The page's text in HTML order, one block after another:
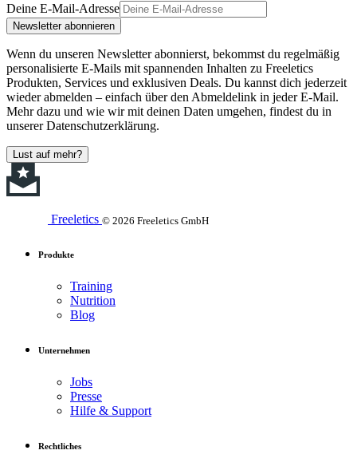
Deine E-Mail-Adresse
Newsletter abonnieren
Wenn du unseren Newsletter abonnierst, bekommst du regelmäßig
personalisierte E-Mails mit spannenden Inhalten zu Freeletics
Produkten, Services und exklusiven Deals. Du kannst dich jederzeit
wieder abmelden – einfach über den Abmeldelink in jeder E-Mail.
Mehr dazu und wie wir mit deinen Daten umgehen, findest du in
unserer Datenschutzerklärung.
Lust auf mehr?
Freeletics © 2026 Freeletics GmbH
Produkte
Training
Nutrition
Blog
Unternehmen
Jobs
Presse
Hilfe & Support
Rechtliches